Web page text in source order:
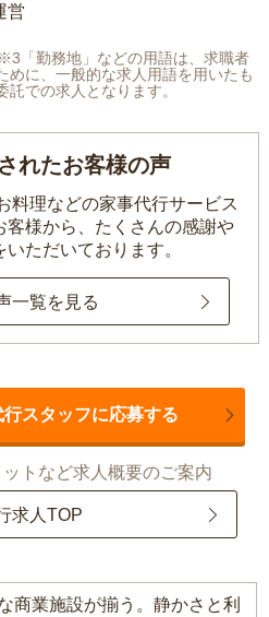
営
「勤務地」などの用語は、求職者
めに、一般的な求人用語を用いたも
での求人となります。
れたお客様の声
料理などの家事代行サービス
様から、 たくさんの感謝や
ただいております。
一覧を見る
スタッフに応募する
トなど求人概要のご案内
求人TOP
商業施設が揃う。静かさと利